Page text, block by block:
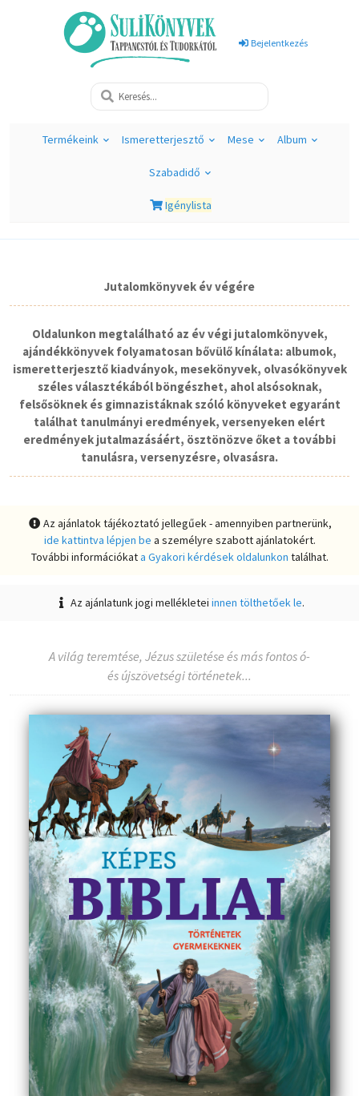
Bejelentkezés
Termékeink Ismeretterjesztő Mese Album
Szabadidő
Igénylista
Jutalomkönyvek év végére
Oldalunkon megtalálható az év végi jutalomkönyvek,
ajándékkönyvek folyamatosan bővülő kínálata: albumok,
ismeretterjesztő kiadványok, mesekönyvek, olvasókönyvek
széles választékából böngészhet, ahol alsósoknak,
felsősöknek és gimnazistáknak szóló könyveket egyaránt
találhat tanulmányi eredmények, versenyeken elért
eredmények jutalmazásáért, ösztönözve őket a további
tanulásra, versenyzésre, olvasásra.
Az ajánlatok tájékoztató jellegűek - amennyiben partnerünk,
ide kattintva lépjen be a személyre szabott ajánlatokért.
További információkata Gyakori kérdések oldalunkon találhat.
Az ajánlatunk jogi mellékleteiinnen tölthetőek le.
A világ teremtése, Jézus születése és más fontos ó-
és újszövetségi történetek...